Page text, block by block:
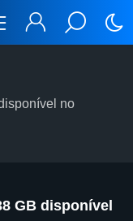
no
GB disponível